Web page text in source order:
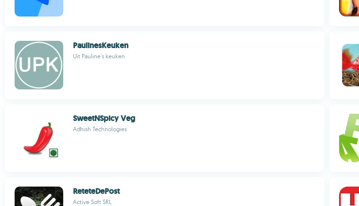
PaulinesKeuken
Uit Pauline's keuken
SweetNSpicy Veg
Adhish Technologies
ReteteDePost
Active Soft SRL